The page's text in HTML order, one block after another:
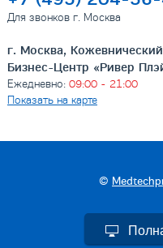
Для звонков г. Москва
г. Москва,
Бизнес-Центр «Ривер
Ежедневно: 09:00 - 21:00
Показать на карте
©